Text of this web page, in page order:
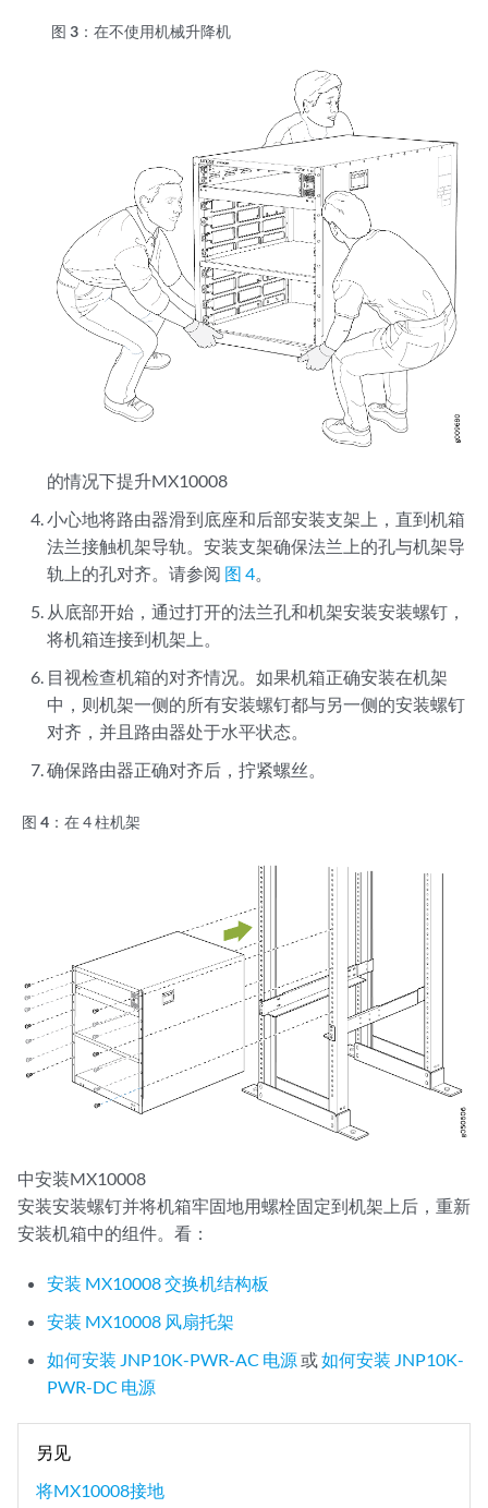
图 3：在不使用机械升降机
的情况下提升MX10008
小心地将路由器滑到底座和后部安装支架上，直到机箱
法兰接触机架导轨。安装支架确保法兰上的孔与机架导
轨上的孔对齐。请参阅 图 4
从底部开始，通过打开的法兰孔和机架安装安装螺钉，
将机箱连接到机架上。
目视检查机箱的对齐情况。如果机箱正确安装在机架
中，则机架一侧的所有安装螺钉都与另一侧的安装螺钉
对齐，并且路由器处于水平状态。
确保路由器正确对齐后，拧紧螺丝。
图 4： 在 4 柱机架
中安装MX10008
安装安装螺钉并将机箱牢固地用螺栓固定到机架上后，重新
安装机箱中的组件。看：
安装 MX10008 交换机结构板
安装 MX10008 风扇托架
如何安装 JNP10K-PWR-AC 电源或如何安装 JNP10K-
PWR-DC 电源
另见
将MX10008接地